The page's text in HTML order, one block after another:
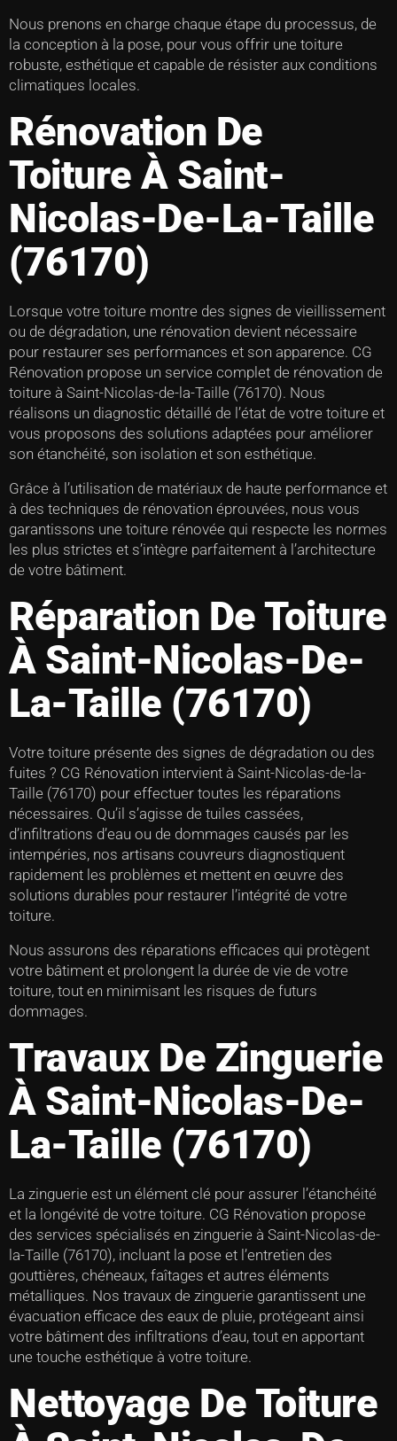
Nous prenons en charge chaque étape du processus, de
la conception à la pose, pour vous offrir une toiture
robuste, esthétique et capable de résister aux conditions
climatiques locales.
Rénovation De
Toiture À Saint-
Nicolas-De-La-Taille
(76170)
Lorsque votre toiture montre des signes de vieillissement
ou de dégradation, une rénovation devient nécessaire
pour restaurer ses performances et son apparence. CG
Rénovation propose un service complet de rénovation de
toiture à Saint-Nicolas-de-la-Taille (76170). Nous
réalisons un diagnostic détaillé de l’état de votre toiture et
vous proposons des solutions adaptées pour améliorer
son étanchéité, son isolation et son esthétique.
Grâce à l’utilisation de matériaux de haute performance et
à des techniques de rénovation éprouvées, nous vous
garantissons une toiture rénovée qui respecte les normes
les plus strictes et s’intègre parfaitement à l’architecture
de votre bâtiment.
Réparation De Toiture
À Saint-Nicolas-De-
La-Taille (76170)
Votre toiture présente des signes de dégradation ou des
fuites ? CG Rénovation intervient à Saint-Nicolas-de-la-
Taille (76170) pour effectuer toutes les réparations
nécessaires. Qu’il s’agisse de tuiles cassées,
d’infiltrations d’eau ou de dommages causés par les
intempéries, nos artisans couvreurs diagnostiquent
rapidement les problèmes et mettent en œuvre des
solutions durables pour restaurer l’intégrité de votre
toiture.
Nous assurons des réparations efficaces qui protègent
votre bâtiment et prolongent la durée de vie de votre
toiture, tout en minimisant les risques de futurs
dommages.
Travaux De Zinguerie
À Saint-Nicolas-De-
La-Taille (76170)
La zinguerie est un élément clé pour assurer l’étanchéité
et la longévité de votre toiture. CG Rénovation propose
des services spécialisés en zinguerie à Saint-Nicolas-de-
la-Taille (76170), incluant la pose et l’entretien des
gouttières, chéneaux, faîtages et autres éléments
métalliques. Nos travaux de zinguerie garantissent une
évacuation efficace des eaux de pluie, protégeant ainsi
votre bâtiment des infiltrations d’eau, tout en apportant
une touche esthétique à votre toiture.
Nettoyage De Toiture